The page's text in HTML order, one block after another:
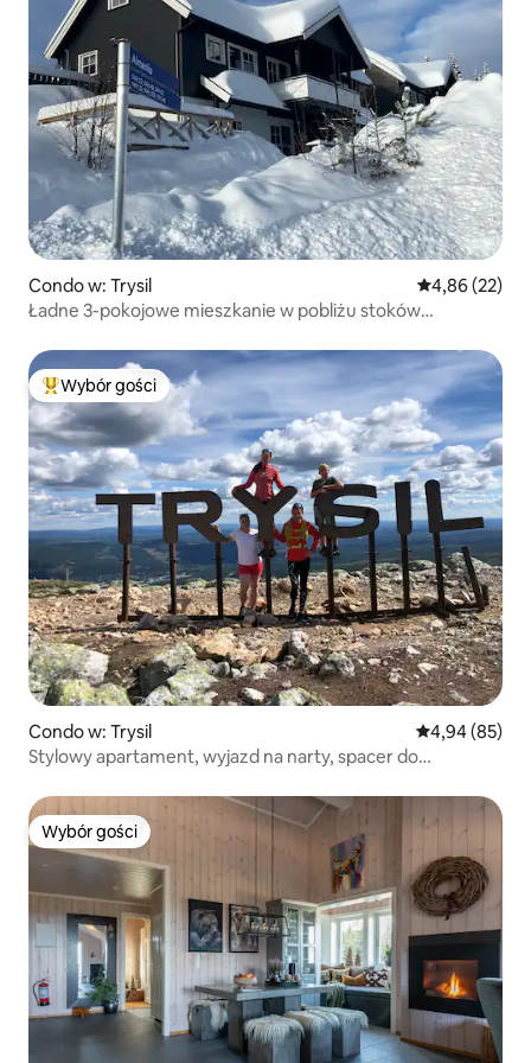
Condo w: Trysil Średnia
4,86 (22)
Ładne 3-pokojowe mieszkanie w pobliżu stoków
Najpopularniejsze z kategorii Wybór gości
Wybór gości
Condo w: Trysil Średnia
4,94 (85)
Stylowy apartament, wyjazd na narty, spacer do
Wybór gości
Wybór gości